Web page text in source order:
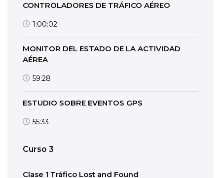
CONTROLADORES DE TRÁFICO AÉREO
1:00:02
MONITOR DEL ESTADO DE LA ACTIVIDAD
AÉREA
59:28
ESTUDIO SOBRE EVENTOS GPS
55:33
Curso 3
Clase 1 Tráfico Lost and Found